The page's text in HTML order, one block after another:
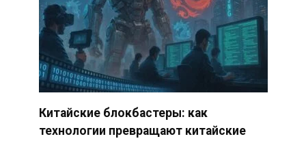
Китайские блокбастеры: как
технологии превращают китайские